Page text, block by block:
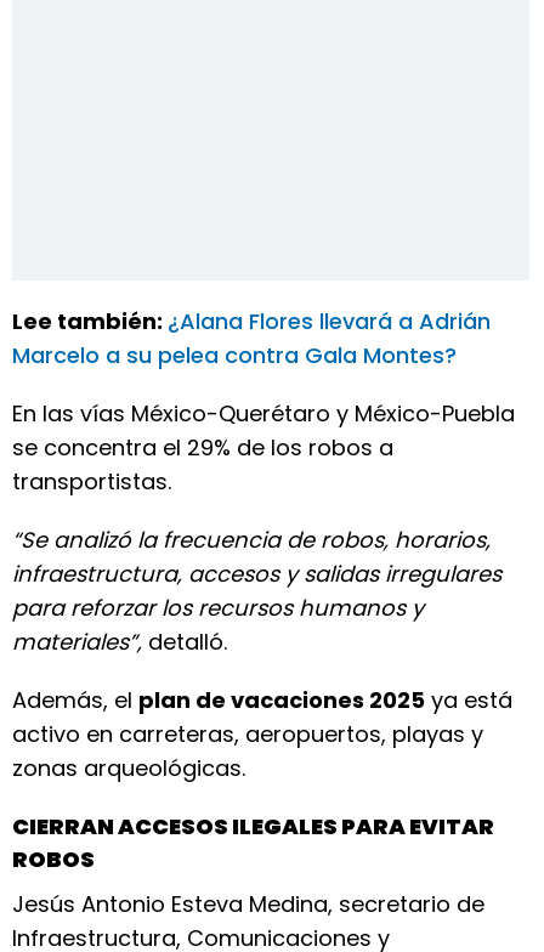
Lee también: ¿Alana Flores llevará a Adrián
Marcelo a su pelea contra Gala Montes?
En las vías México-Querétaro y México-Puebla
se concentra el 29% de los robos a
transportistas.
“Se analizó la frecuencia de robos, horarios,
infraestructura, accesos y salidas irregulares
para reforzar los recursos humanos y
materiales”, detalló.
Además, el plan de vacaciones 2025 ya está
activo en carreteras, aeropuertos, playas y
zonas arqueológicas.
CIERRAN ACCESOS ILEGALES PARA EVITAR
ROBOS
Jesús Antonio Esteva Medina, secretario de
Infraestructura, Comunicaciones y